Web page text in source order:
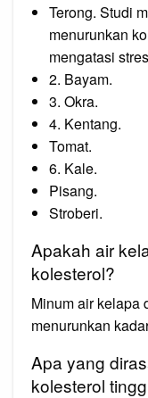
Terong. Studi
menurunkan
mengatasi
2. Bayam.
3. Okra.
4. Kentang.
Tomat.
6. Kale.
Pisang.
Stroberi.
Apakah air
kolesterol?
Minum air kelapa
menurunkan
Apa yang
kolesterol